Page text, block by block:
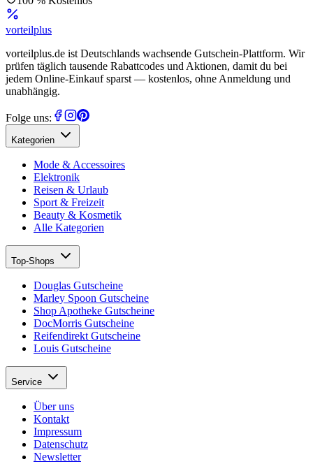
vorteilplus
vorteilplus.de ist Deutschlands wachsende Gutschein-Plattform. Wir
prüfen täglich tausende Rabattcodes und Aktionen, damit du bei
jedem Online-Einkauf sparst — kostenlos, ohne Anmeldung und
unabhängig.
Folge uns:
Kategorien
Mode & Accessoires
Elektronik
Reisen & Urlaub
Sport & Freizeit
Beauty & Kosmetik
Alle Kategorien
Top-Shops
Douglas Gutscheine
Marley Spoon Gutscheine
Shop Apotheke Gutscheine
DocMorris Gutscheine
Reifendirekt Gutscheine
Louis Gutscheine
Service
Über uns
Kontakt
Impressum
Datenschutz
Newsletter